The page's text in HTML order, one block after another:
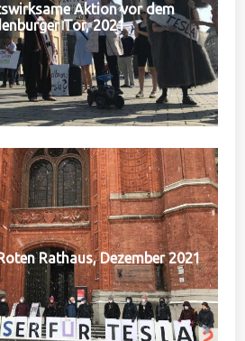
Aktion vor dem
Tor, 2021
Rathaus, Dezember 2021